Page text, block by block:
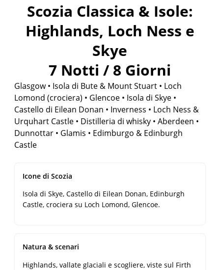
Scozia Classica & Isole:
Highlands, Loch Ness e
Skye
7 Notti / 8 Giorni
Glasgow • Isola di Bute & Mount Stuart • Loch
Lomond (crociera) • Glencoe • Isola di Skye •
Castello di Eilean Donan • Inverness • Loch Ness &
Urquhart Castle • Distilleria di whisky • Aberdeen •
Dunnottar • Glamis • Edimburgo & Edinburgh
Castle
Icone di Scozia
Isola di Skye, Castello di Eilean Donan, Edinburgh
Castle, crociera su Loch Lomond, Glencoe.
Natura & scenari
Highlands, vallate glaciali e scogliere, viste sul Firth